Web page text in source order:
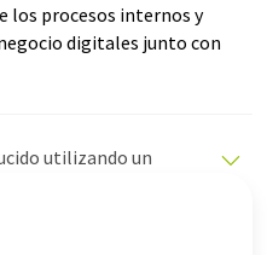
procesos internos y
digitales junto con
utilizando un
para presentar